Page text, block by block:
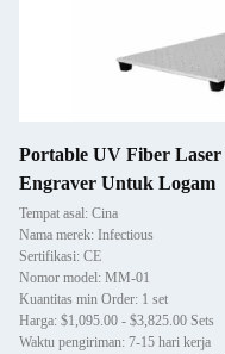
Portable UV Fiber
Engraver Untuk Logam
Tempat asal: Cina
Nama merek: Infectious
Sertifikasi: CE
Nomor model: MM-01
Kuantitas min Order: 1 set
Harga: $1,095.00 - $3,825.00 Sets
Waktu pengiriman: 7-15 hari kerja